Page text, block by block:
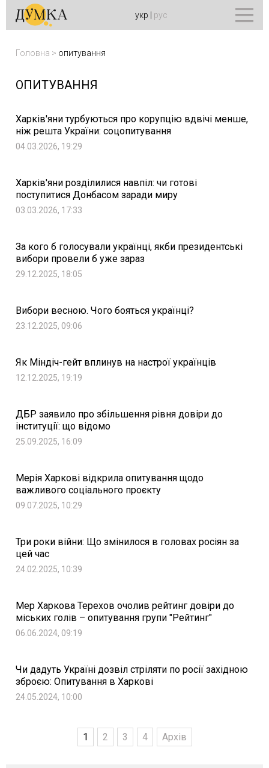
укр рус
Головна > опитування
ОПИТУВАННЯ
Харків'яни турбуються про корупцію вдвічі менше,
ніж решта України: соцопитування
04.03.2026, 19:29
Харків'яни розділилися навпіл: чи готові
поступитися Донбасом заради миру
03.03.2026, 17:33
За кого б голосували українці, якби президентські
вибори провели б уже зараз
29.12.2025, 18:05
Вибори весною. Чого бояться українці?
23.12.2025, 09:06
Як Міндіч-гейт вплинув на настрої українців
12.12.2025, 19:19
ДБР заявило про збільшення рівня довіри до
інституції: що відомо
25.09.2025, 16:09
Мерія Харкові відкрила опитування щодо
важливого соціального проєкту
09.07.2025, 10:29
Три роки війни: Що змінилося в головах росіян за
цей час
24.02.2025, 10:39
Мер Харкова Терехов очолив рейтинг довіри до
міських голів – опитування групи "Рейтинг"
06.06.2024, 09:19
Чи дадуть Україні дозвіл стріляти по росії західною
зброєю: Опитування в Харкові
24.05.2024, 10:00
1 2 3 4 Архів